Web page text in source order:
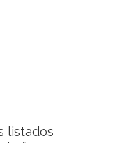
listados